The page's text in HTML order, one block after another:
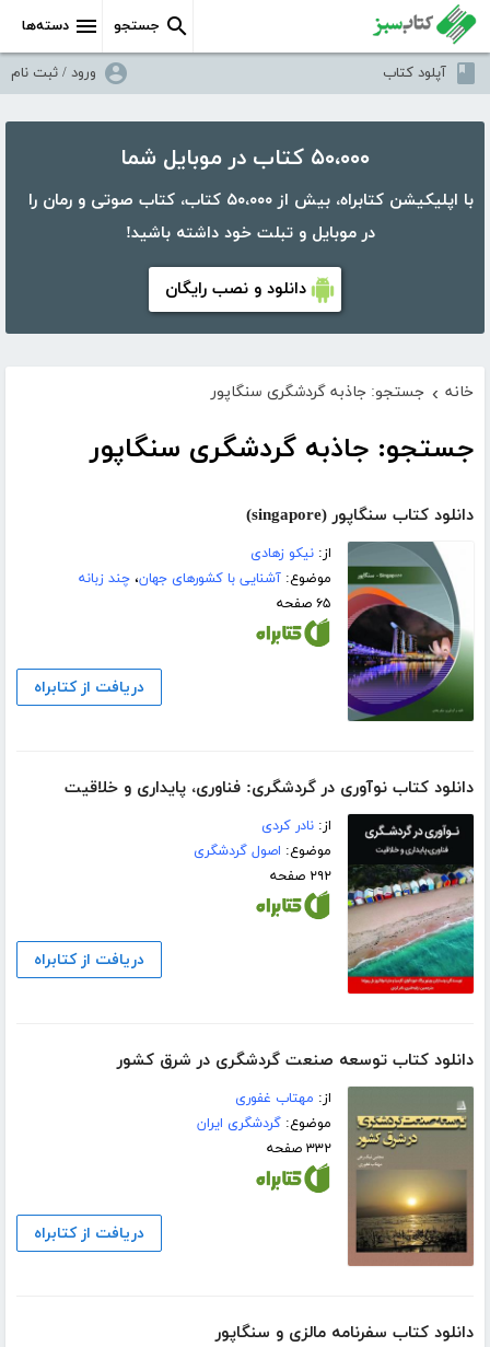
دسته‌ها جستجو
آپلود کتاب ورود / ثبت نام
۵۰،۰۰۰ کتاب در موبایل شما
با اپلیکیشن کتابراه، بیش از ۵۰،۰۰۰ کتاب، کتاب صوتی و رمان را
در موبایل و تبلت خود داشته باشید!
دانلود و نصب رایگان
خانه › جستجو: جاذبه گردشگری سنگاپور
جستجو: جاذبه گردشگری سنگاپور
دانلود کتاب سنگاپور (singapore)
از:نیکو زهادی
موضوع:آشنایی با کشورهای جهان،چند زبانه
۶۵ صفحه
دریافت از کتابراه
دانلود کتاب نوآوری در گردشگری: فناوری، پایداری و خلاقیت
از:نادر کردی
موضوع: اصول گردشگری
۲۹۲ صفحه
دریافت از کتابراه
دانلود کتاب توسعه صنعت گردشگری در شرق کشور
از: مهتاب غفوری
موضوع:گردشگری ایران
۳۳۲ صفحه
دریافت از کتابراه
دانلود کتاب سفرنامه مالزی و سنگاپور